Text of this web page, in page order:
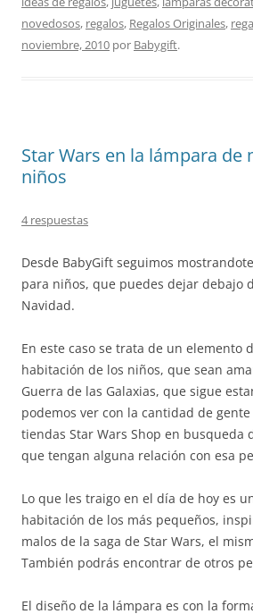
novedosos, regalos, Regalos Originales,
noviembre, 2010 por Babygift.
Star Wars en la lámpara de
niños
4 respuestas
Desde BabyGift seguimos
para niños, que puedes dejar debajo
Navidad.
En este caso se trata de un elemento
habitación de los niños, que sean
Guerra de las Galaxias, que sigue
podemos ver con la cantidad de
tiendas Star Wars Shop en busqueda
que tengan alguna relación con esa
Lo que les traigo en el día de hoy es
habitación de los más pequeños,
malos de la saga de Star Wars, el
También podrás encontrar de otros
El diseño de la lámpara es con la